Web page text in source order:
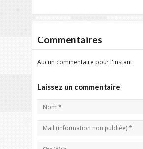
Commentaires
Aucun commentaire pour l'instant.
Laissez un commentaire